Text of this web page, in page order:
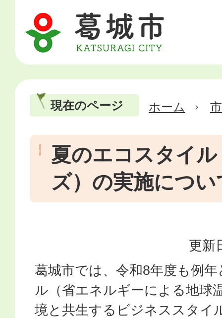
現在のページ ホーム
夏のエコスタイ
ズ）の実施につい
更新
葛城市では、令和8年度も例
ル（省エネルギーによる地球
境と共生するビジネススタイ